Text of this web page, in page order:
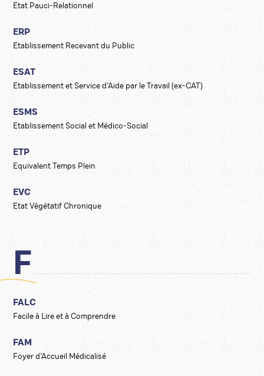
Etat Pauci-Relationnel
ERP
Etablissement Recevant du Public
ESAT
Etablissement et Service d’Aide par le Travail (ex-CAT)
ESMS
Etablissement Social et Médico-Social
ETP
Equivalent Temps Plein
EVC
Etat Végétatif Chronique
F
FALC
Facile à Lire et à Comprendre
FAM
Foyer d’Accueil Médicalisé